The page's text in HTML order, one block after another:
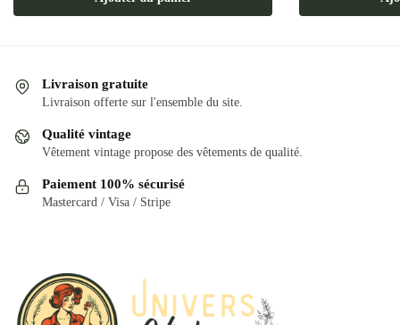
Livraison gratuite
Livraison offerte sur l'ensemble du site.
Qualité vintage
Vêtement vintage propose des vêtements de qualité.
Paiement 100% sécurisé
Mastercard / Visa / Stripe